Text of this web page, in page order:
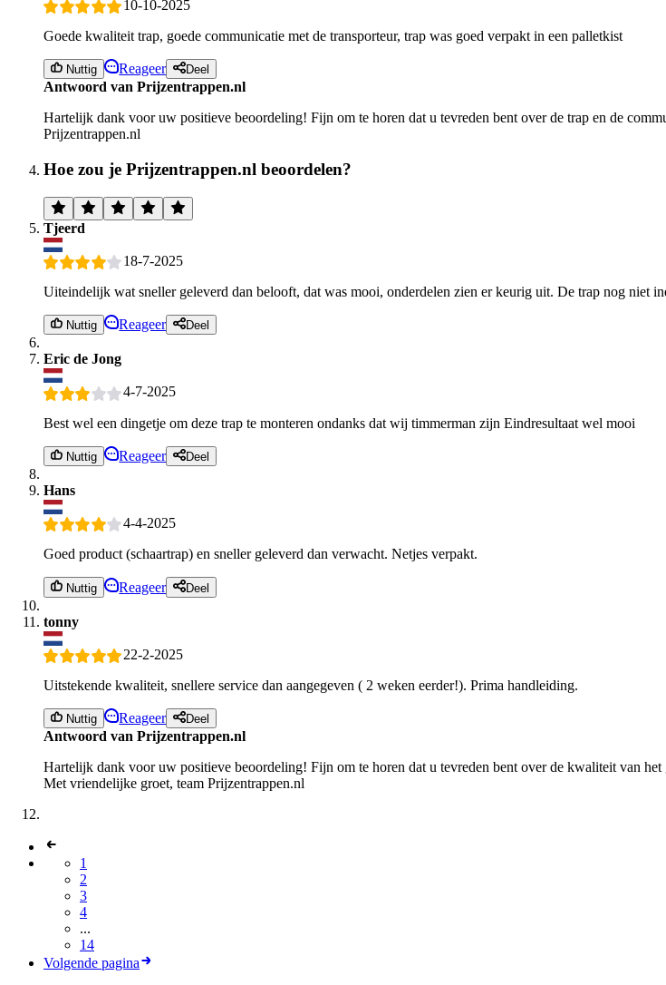
10-10-2025
Goede kwaliteit trap, goede communicatie met de transporteur, trap was goed verpakt in een palletkist
Nuttig Reageer Deel
Antwoord van Prijzentrappen.nl
Hartelijk dank voor uw positieve beoordeling! Fijn om te horen dat u tevreden bent over de trap en de
Prijzentrappen.nl
Hoe zou je Prijzentrappen.nl beoordelen?
Tjeerd
18-7-2025
Uiteindelijk wat sneller geleverd dan belooft, dat was mooi, onderdelen zien er keurig uit. De trap nog niet
Nuttig Reageer Deel
Eric de Jong
4-7-2025
Best wel een dingetje om deze trap te monteren ondanks dat wij timmerman zijn Eindresultaat wel mooi
Nuttig Reageer Deel
Hans
4-4-2025
Goed product (schaartrap) en sneller geleverd dan verwacht. Netjes verpakt.
Nuttig Reageer Deel
tonny
22-2-2025
Uitstekende kwaliteit, snellere service dan aangegeven ( 2 weken eerder!). Prima handleiding.
Nuttig Reageer Deel
Antwoord van Prijzentrappen.nl
Hartelijk dank voor uw positieve beoordeling! Fijn om te horen dat u tevreden bent over de kwaliteit van
Met vriendelijke groet, team Prijzentrappen.nl
1
2
3
4
...
14
Volgende pagina